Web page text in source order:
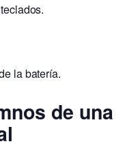
la batería.
de una